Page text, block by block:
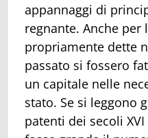
appannaggi di
regnante. Anche per
propriamente dette
passato si fossero
un capitale nelle
stato. Se si leggono
patenti dei secoli